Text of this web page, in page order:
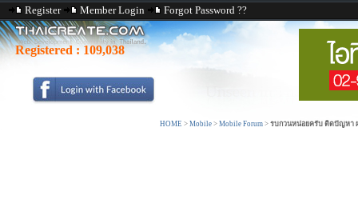
Register Member Login Forgot Password ??
Registered : 109,038
HOME > Mobile > Mobile Forum > รบกวนหน่อยครับ ติดปัญหา